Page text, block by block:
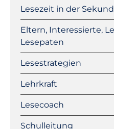
Lesezeit in der
Eltern, Interessierte,
Lesepaten
Lesestrategien
Lehrkraft
Lesecoach
Schulleitung